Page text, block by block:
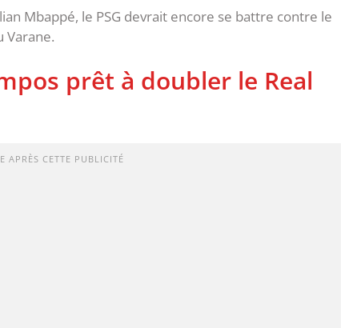
Mbappé, le PSG devrait encore se battre contre le
Varane.
prêt à doubler le Real
APRÈS CETTE PUBLICITÉ